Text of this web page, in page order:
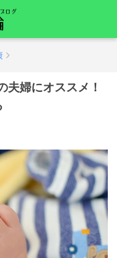
夫婦にオススメ！